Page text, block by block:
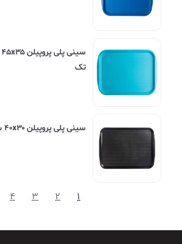
تک
سینی پلی پروپیلن ۴۰x۳۰ سانتیمتری مشکی کیچن تک
1
2
3
4